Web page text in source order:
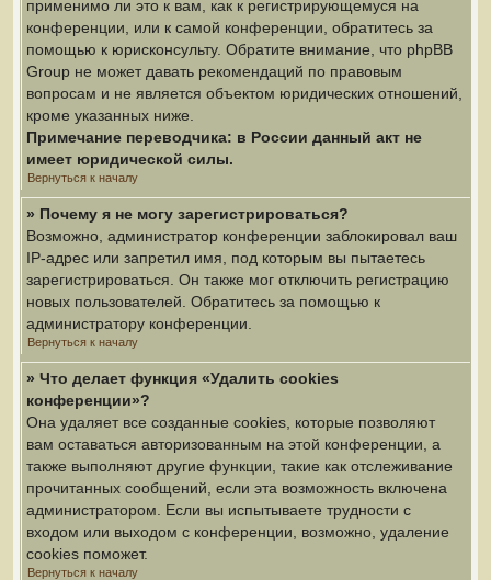
применимо ли это к вам, как к регистрирующемуся на
конференции, или к самой конференции, обратитесь за
помощью к юрисконсульту. Обратите внимание, что phpBB
Group не может давать рекомендаций по правовым
вопросам и не является объектом юридических отношений,
кроме указанных ниже.
Примечание переводчика: в России данный акт не
имеет юридической силы.
Вернуться к началу
» Почему я не могу зарегистрироваться?
Возможно, администратор конференции заблокировал ваш
IP-адрес или запретил имя, под которым вы пытаетесь
зарегистрироваться. Он также мог отключить регистрацию
новых пользователей. Обратитесь за помощью к
администратору конференции.
Вернуться к началу
» Что делает функция «Удалить cookies
конференции»?
Она удаляет все созданные cookies, которые позволяют
вам оставаться авторизованным на этой конференции, а
также выполняют другие функции, такие как отслеживание
прочитанных сообщений, если эта возможность включена
администратором. Если вы испытываете трудности с
входом или выходом с конференции, возможно, удаление
cookies поможет.
Вернуться к началу